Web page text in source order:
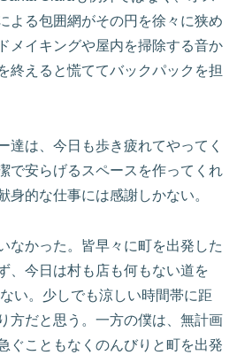
よる包囲網がその円を徐々に狭め
メイキングや屋内を掃除する音か
終えると慌ててバックパックを担
は、今日も歩き疲れてやってく
で安らげるスペースを作ってくれ
身的な仕事には感謝しかない。
なかった。皆早々に町を出発した
、今日は村も店も何もない道を
い。少しでも涼しい時間帯に距
方だと思う。一方の僕は、無計画
ぐこともなくのんびりと町を出発